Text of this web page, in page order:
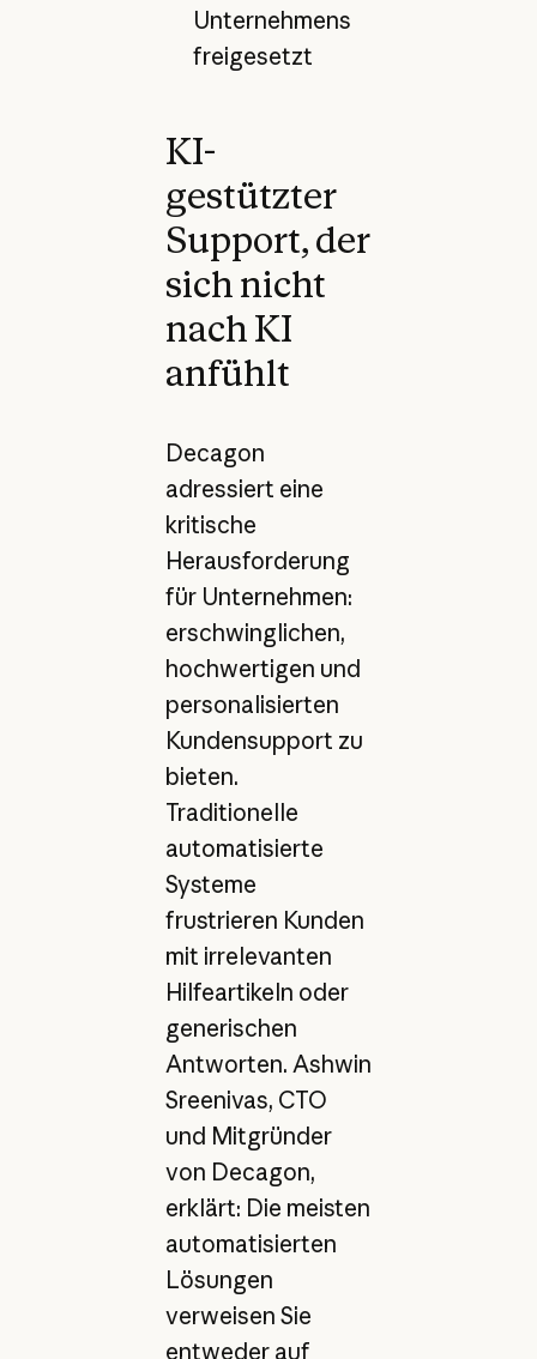
Unternehmens
freigesetzt
KI-
gestützter
Support, der
sich nicht
nach KI
anfühlt
Decagon
adressiert eine
kritische
Herausforderung
für Unternehmen:
erschwinglichen,
hochwertigen und
personalisierten
Kundensupport zu
bieten.
Traditionelle
automatisierte
Systeme
frustrieren Kunden
mit irrelevanten
Hilfeartikeln oder
generischen
Antworten. Ashwin
Sreenivas, CTO
und Mitgründer
von Decagon,
erklärt: Die meisten
automatisierten
Lösungen
verweisen Sie
entweder auf